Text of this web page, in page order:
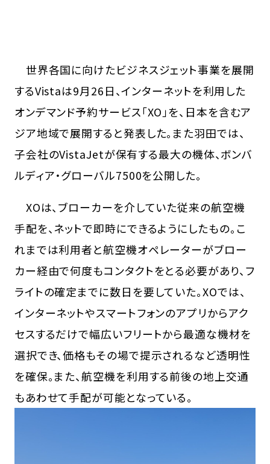
世界各国に向けたビジネスジェット事業を展開
するVistaは9月26日、インターネットを利用した
オンデマンド予約サービス「XO」を、日本を含むア
ジア地域で展開すると発表した。また羽田では、
子会社のVistaJetが保有する最大の機体、ボンバ
ルディア・グローバル7500を公開した。
XOは、ブローカーを介していた従来の航空機
手配を、ネットで即時にできるようにしたもの。こ
れまでは利用者と航空機オペレーターがブロー
カー経由で何度もコンタクトをとる必要があり、フ
ライトの確定までに数日を要していた。XOでは、
インターネットやスマートフォンのアプリからアク
セスするだけで幅広いフリートから最適な機材を
選択でき、価格もその場で提示されるなど透明性
を確保。また、航空機を利用する前後の地上交通
もあわせて手配が可能となっている。